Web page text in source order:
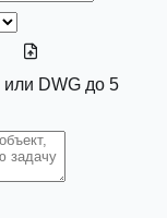
или DWG до 5